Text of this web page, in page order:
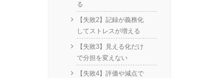
る
【失敗2】記録が義務化
してストレスが増える
【失敗3】見える化だけ
で分担を変えない
【失敗4】評価や減点で